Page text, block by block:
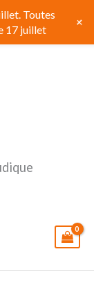
Toutes
17 juillet
+